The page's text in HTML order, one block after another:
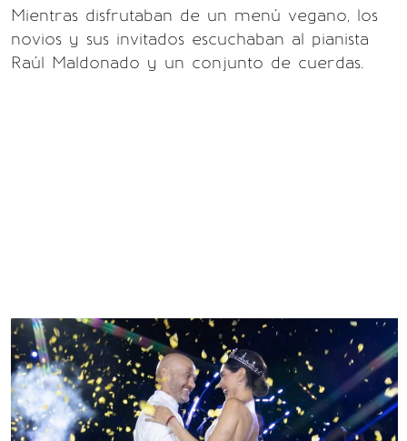
Mientras disfrutaban de un menú vegano, los
novios y sus invitados escuchaban al pianista
Raúl Maldonado y un conjunto de cuerdas.